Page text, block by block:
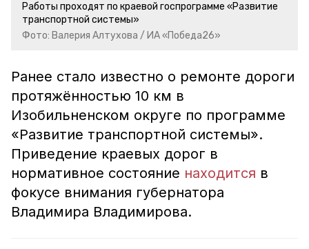
Работы проходят по краевой госпрограмме «Развитие
транспортной системы»
Фото: Валерия Алтухова / ИА «Победа26»
Ранее стало известно о ремонте дороги
протяжённостью 10 км в
Изобильненском округе по программе
«Развитие транспортной системы».
Приведение краевых дорог в
нормативное состояние находится в
фокусе внимания губернатора
Владимира Владимирова.